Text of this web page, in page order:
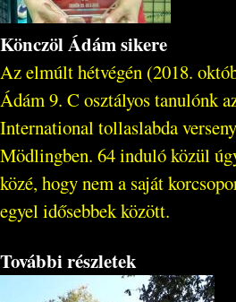
Könczöl Ádám sikere
Az elmúlt hétvégén (2018.
Ádám 9. C osztályos tanulónk
International tollaslabda
Mödlingben. 64 induló közül
közé, hogy nem a saját
egyel idősebbek között.
További részletek